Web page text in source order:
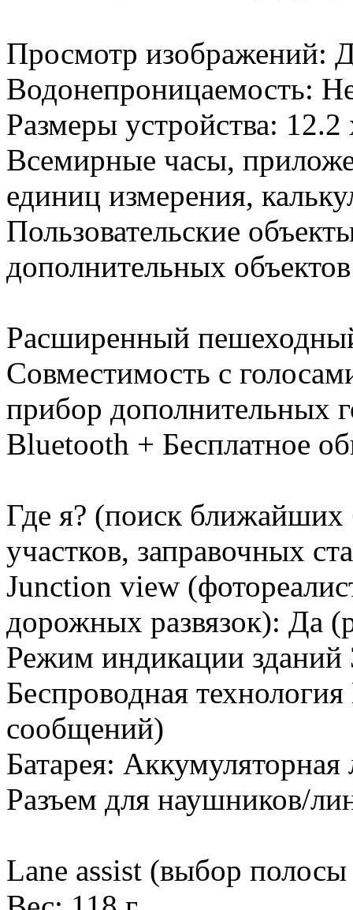
Просмотр изображений:
Водонепроницаемость:
Размеры устройства:
Всемирные часы,
единиц измерения,
Пользовательские
дополнительных
Расширенный
Совместимость с
прибор дополнительных
Bluetooth + Бесплатное
Где я? (поиск
участков, заправочных
Junction view
дорожных развязок): Да
Режим индикации
Беспроводная
сообщений)
Батарея:
Разъем для наушников/
Lane assist (выбор